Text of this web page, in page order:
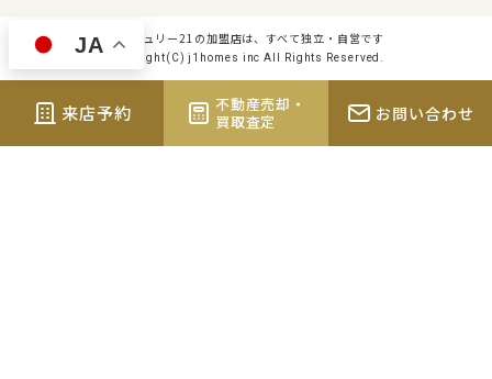
センチュリー21の加盟店は、すべて独立・自営です
Copyright(C) j1homes inc All Rights Reserved.
来店予約
不動産売却・
買取査定
お問い合わせ
JA